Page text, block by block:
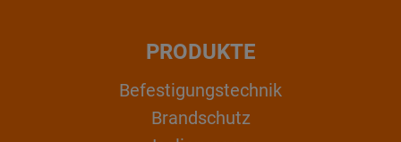
PRODUKTE
Befestigungstechnik
Brandschutz